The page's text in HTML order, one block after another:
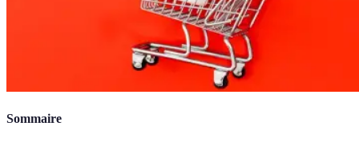
Sommaire